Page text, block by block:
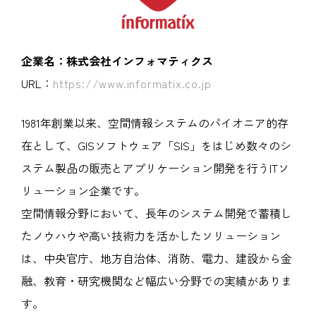
企業名：株式会社インフォマティクス
URL： https://www.informatix.co.jp
1981年創業以来、空間情報システムのパイオニア的存
在として、GISソフトウェア「SIS」をはじめ数々のシ
ステム製品の販売とアプリケーション開発を行うITソ
リューション企業です。
空間情報分野において、長年のシステム開発で蓄積し
たノウハウや高い技術力を活かしたソリューション
は、中央官庁、地方自治体、消防、電力、建設から金
融、教育・研究機関など幅広い分野での実績がありま
す。